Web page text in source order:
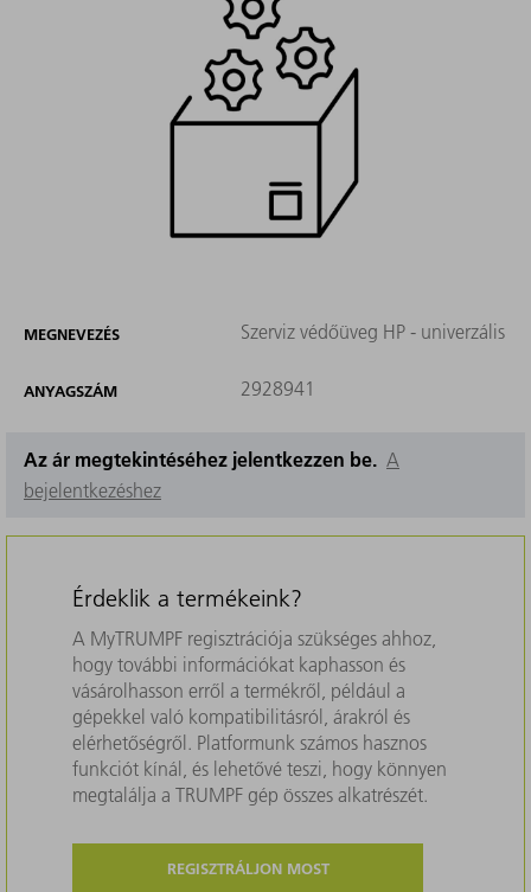
MEGNEVEZÉS Szerviz védőüveg HP - univerzális
ANYAGSZÁM 2928941
Az ár megtekintéséhez jelentkezzen be. A
bejelentkezéshez
Érdeklik a termékeink?
A MyTRUMPF regisztrációja szükséges ahhoz,
hogy további információkat kaphasson és
vásárolhasson erről a termékről, például a
gépekkel való kompatibilitásról, árakról és
elérhetőségről. Platformunk számos hasznos
funkciót kínál, és lehetővé teszi, hogy könnyen
megtalálja a TRUMPF gép összes alkatrészét.
REGISZTRÁLJON MOST